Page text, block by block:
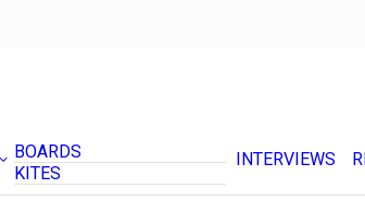
BOARDS
KITES
INTERVIEWS